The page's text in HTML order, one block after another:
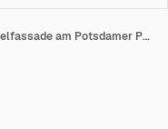
Berühmter Kollhoff-Tower mit Ziegelfassade am Potsdamer Platz in Berlin